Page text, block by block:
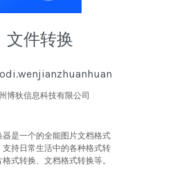
文件转换
博狄信息科技有限公司
器是一个的全能图片文档格式
支持日常生活中的各种格式转
式转换、文档格式转换等。